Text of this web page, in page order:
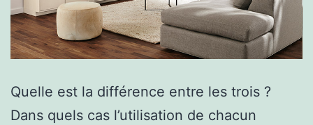
Quelle est la différence entre les trois ?
Dans quels cas l’utilisation de chacun